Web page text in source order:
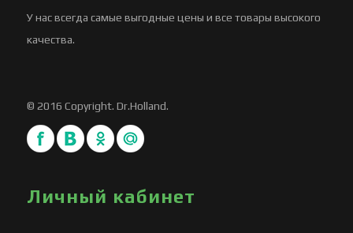
У нас всегда самые выгодные цены и все товары высокого
качества.
© 2016 Copyright. Dr.Holland.
Личный кабинет